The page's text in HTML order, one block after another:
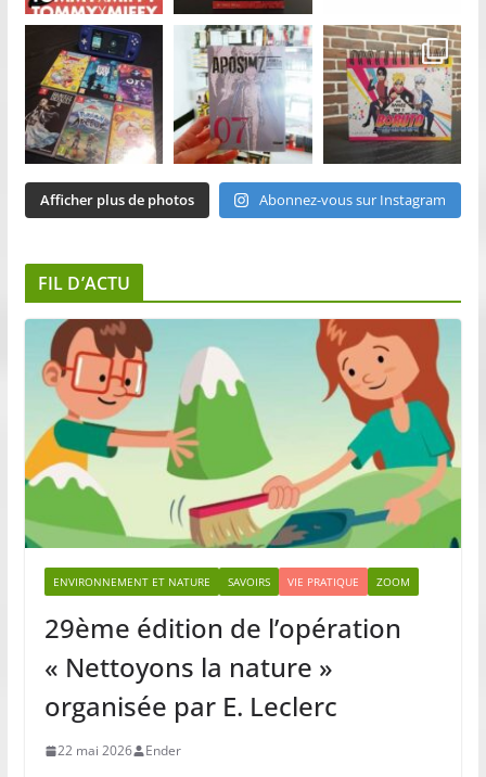
Afficher plus de photos Abonnez-vous sur Instagram
FIL D’ACTU
ENVIRONNEMENT ET NATURE SAVOIRS VIE PRATIQUE ZOOM
29ème édition de l’opération
« Nettoyons la nature »
organisée par E. Leclerc
22 mai 2026 Ender